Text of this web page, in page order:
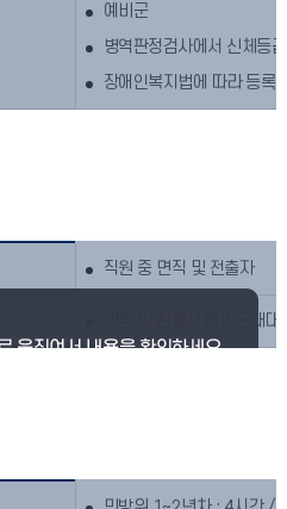
예비군
병역판정검사에서 신체등
장애인복지법에 따라 등록
직원 중 면직 및 전출자
면직 및 전출시 예비군대